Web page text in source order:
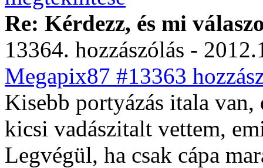
Re: Kérdezz, és mi
13364. hozzászólás -
Megapix87 #13363
Kisebb portyázás itala
kicsi vadászitalt vettem,
Legvégül, ha csak cápa